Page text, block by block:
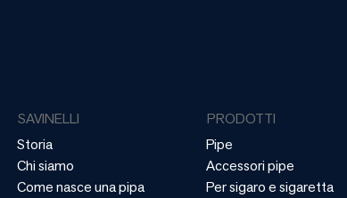
SAVINELLI
Storia
Chi siamo
Come nasce una pipa
PRODOTTI
Pipe
Accessori pipe
Per sigaro e sigaretta